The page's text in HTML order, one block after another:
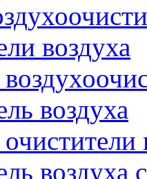
воздуха
воздуха
воздуха